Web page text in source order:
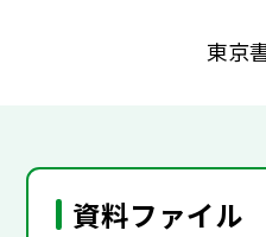
東京
資料ファイル